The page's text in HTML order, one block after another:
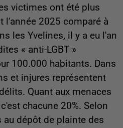
victimes ont été plus
l'année 2025 comparé à
les Yvelines, il y a eu l'an
« anti-LGBT »
100.000 habitants. Dans
et injures représentent
Quant aux menaces
chacune 20%. Selon
au dépôt de plainte des